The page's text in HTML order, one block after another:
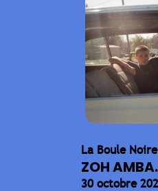
La Boule Noire
ZOH
30 octobre